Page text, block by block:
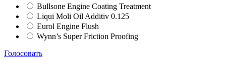
Bullsone Engine Coating Treatment
Liqui Moli Oil Additiv 0.125
Eurol Engine Flush
Wynn’s Super Friction Proofing
Голосовать